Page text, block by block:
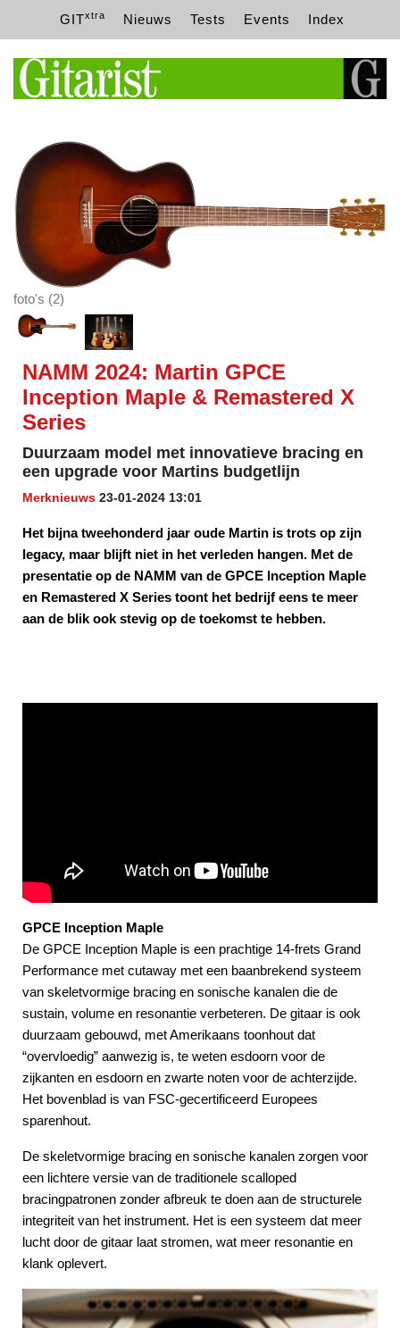
GITxtra Nieuws Tests Events Index
foto's (2)
NAMM 2024: Martin GPCE
Inception Maple & Remastered X
Series
Duurzaam model met innovatieve bracing en
een upgrade voor Martins budgetlijn
Merknieuws 23-01-2024 13:01
Het bijna tweehonderd jaar oude Martin is trots op zijn
legacy, maar blijft niet in het verleden hangen. Met de
presentatie op de NAMM van de GPCE Inception Maple
en Remastered X Series toont het bedrijf eens te meer
aan de blik ook stevig op de toekomst te hebben.
GPCE Inception Maple
De GPCE Inception Maple is een prachtige 14-frets Grand
Performance met cutaway met een baanbrekend systeem
van skeletvormige bracing en sonische kanalen die de
sustain, volume en resonantie verbeteren. De gitaar is ook
duurzaam gebouwd, met Amerikaans toonhout dat
“overvloedig” aanwezig is, te weten esdoorn voor de
zijkanten en esdoorn en zwarte noten voor de achterzijde.
Het bovenblad is van FSC-gecertificeerd Europees
sparenhout.
De skeletvormige bracing en sonische kanalen zorgen voor
een lichtere versie van de traditionele scalloped
bracingpatronen zonder afbreuk te doen aan de structurele
integriteit van het instrument. Het is een systeem dat meer
lucht door de gitaar laat stromen, wat meer resonantie en
klank oplevert.